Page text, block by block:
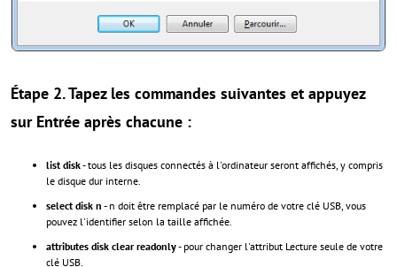
Étape 2. Tapez les commandes suivantes et appuyez
sur Entrée après chacune :
list disk- tous les disques connectés à l'ordinateur seront affichés, y compris
le disque dur interne.
select disk n - n doit être remplacé par le numéro de votre clé USB, vous
pouvez l'identifier selon la taille affichée.
attributes disk clear readonly- pour changer l'attribut Lecture seule de votre
clé USB.